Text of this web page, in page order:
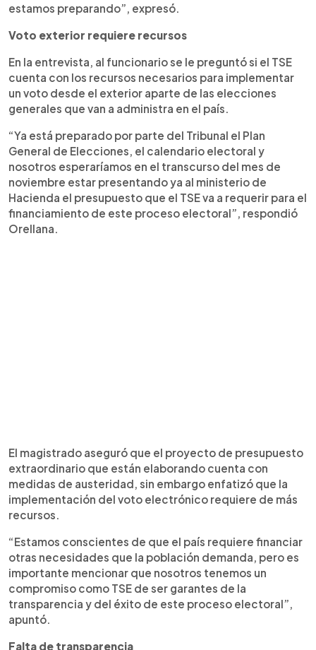
estamos preparando”, expresó.
Voto exterior requiere recursos
En la entrevista, al funcionario se le preguntó si el TSE
cuenta con los recursos necesarios para implementar
un voto desde el exterior aparte de las elecciones
generales que van a administra en el país.
“Ya está preparado por parte del Tribunal el Plan
General de Elecciones, el calendario electoral y
nosotros esperaríamos en el transcurso del mes de
noviembre estar presentando ya al ministerio de
Hacienda el presupuesto que el TSE va a requerir para el
financiamiento de este proceso electoral”, respondió
Orellana.
El magistrado aseguró que el proyecto de presupuesto
extraordinario que están elaborando cuenta con
medidas de austeridad, sin embargo enfatizó que la
implementación del voto electrónico requiere de más
recursos.
“Estamos conscientes de que el país requiere financiar
otras necesidades que la población demanda, pero es
importante mencionar que nosotros tenemos un
compromiso como TSE de ser garantes de la
transparencia y del éxito de este proceso electoral”,
apuntó.
Falta de transparencia